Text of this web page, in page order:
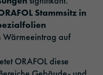
Stammsitz in
Wärmeeintrag auf
ORAFOL diese